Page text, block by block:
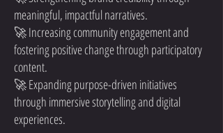
meaningful, impactful narratives.
🚀 Increasing community engagement and
fostering positive change through participatory
content.
🚀 Expanding purpose-driven initiatives
through immersive storytelling and digital
experiences.